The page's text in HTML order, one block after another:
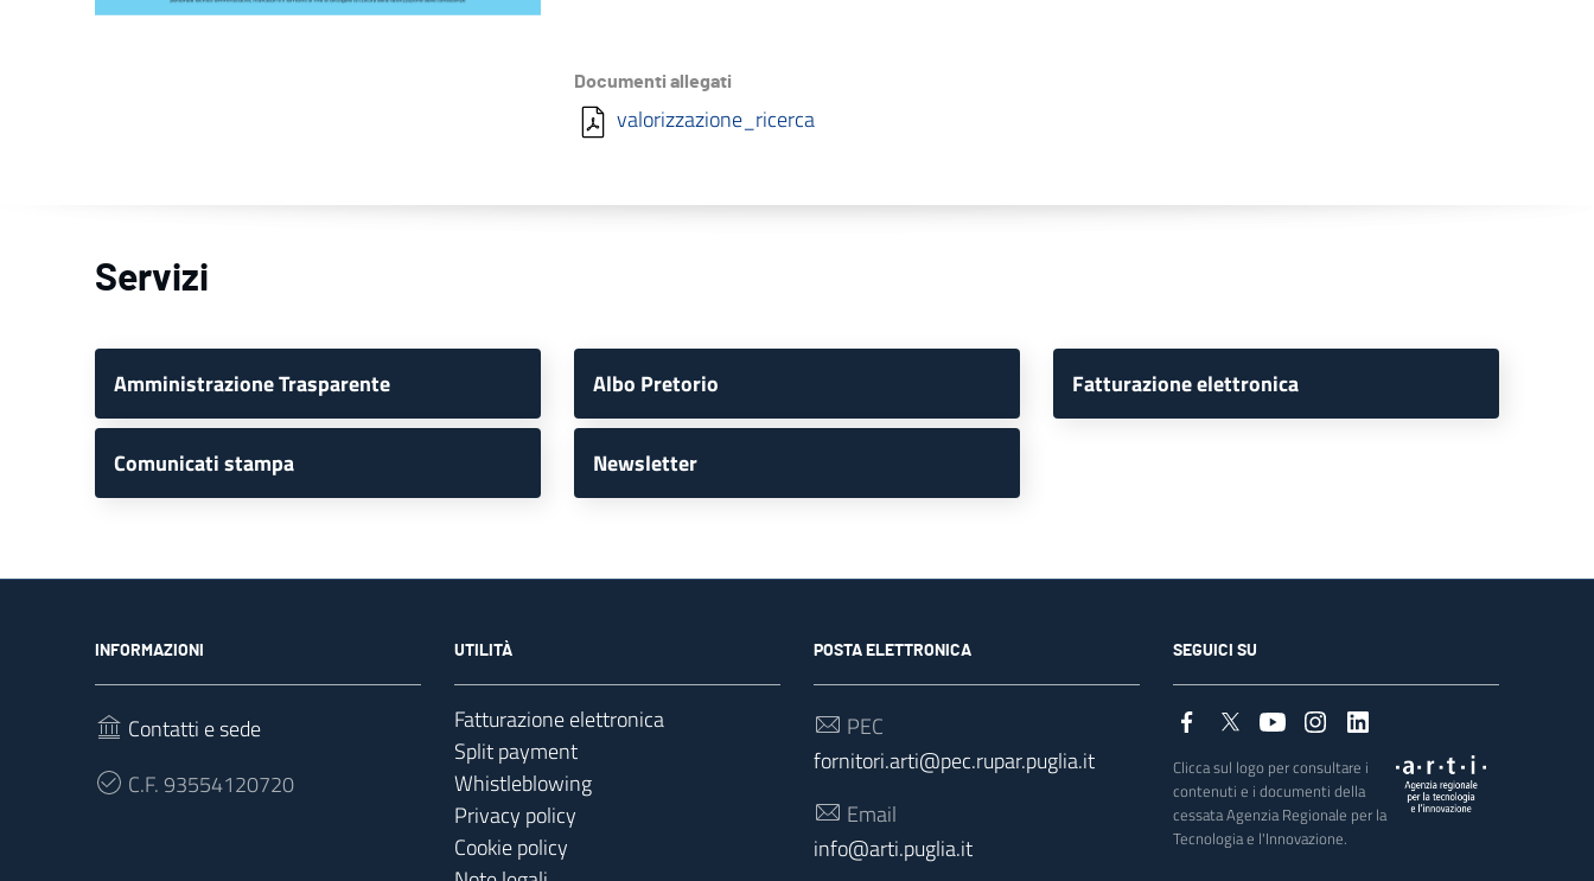
Documenti allegati
valorizzazione_ricerca
Servizi
Amministrazione Trasparente
Comunicati stampa
Albo Pretorio
Newsletter
Fatturazione elettronica
INFORMAZIONI
Contatti e sede
C.F.93554120720
UTILITÀ
Fatturazione elettronica
Split payment
Whistleblowing
Privacy policy
Cookie policy
POSTA ELETTRONICA
PEC
fornitori.arti@pec.rupar.puglia.it
Email
info@arti.puglia.it
SEGUICI SU
Clicca sul logo per consultare i
contenuti e i documenti della
cessata Agenzia Regionale per la
Tecnologia e l'Innovazione.